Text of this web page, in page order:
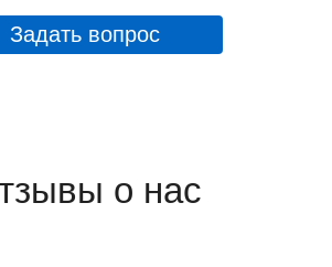
Задать вопрос
о нас